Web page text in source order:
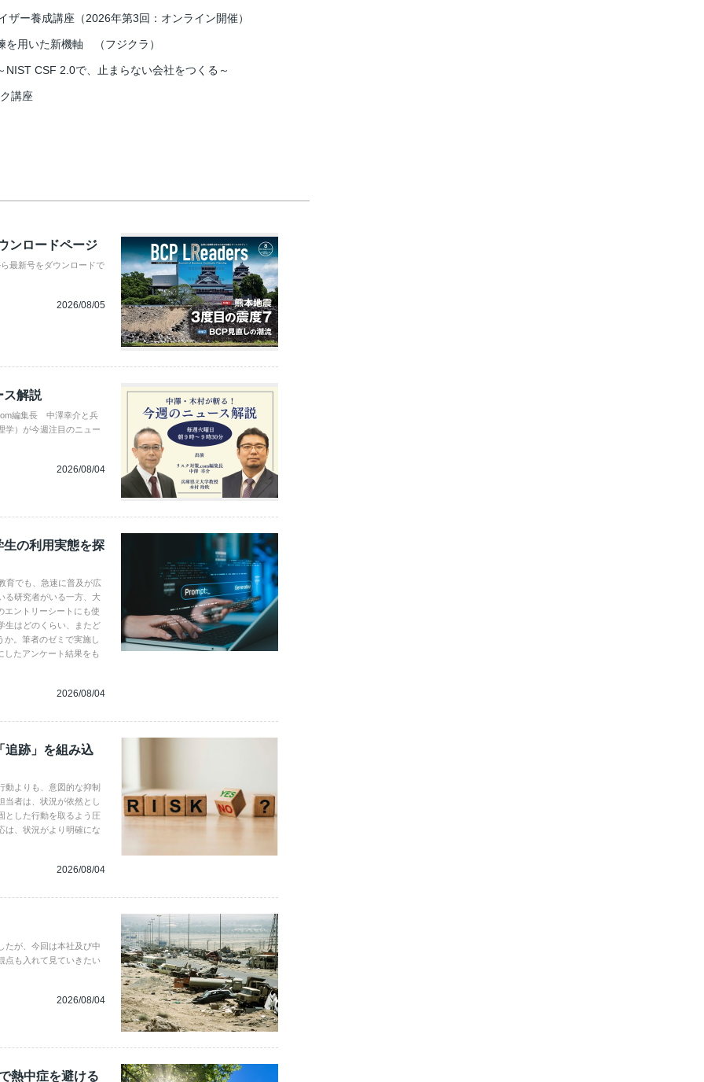
ザー養成講座（2026年第3回：オンライン開催）
を用いた新機軸 （フジクラ）
CSF 2.0で、止まらない会社をつくる～
講座
ンロードページ
最新号をダウンロードで
2026/08/05
ス解説
編集長 中澤幸介と兵
）が今週注目のニュー
2026/08/04
の利用実態を探
育でも、急速に普及が広
る研究者がいる一方、大
エントリーシートにも使
生はどのくらい、またど
か。筆者のゼミで実施し
したアンケート結果をも
2026/08/04
跡」を組み込
動よりも、意図的な抑制
当者は、状況が依然とし
とした行動を取るよう圧
は、状況がより明確にな
2026/08/04
たが、今回は本社及び中
点も入れて見ていきたい
2026/08/04
熱中症を避ける